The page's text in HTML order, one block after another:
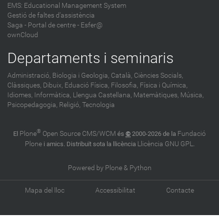
EMS: Educational Management System
Gestió de faltes d'assistència
Saga - Portal de centre - Esfer@
ownCloud
Departaments i seminaris
Administració, Biologia i Geologia, Català, Ciències Socials,
Clàssiques, Dibuix, Eduació Física, Filosofia, Física i Química,
Idiomes, Informàtica, Llengua Castellana, Matemàtiques, Música,
Psicopedagogia, Religió, Tecnologia
El Plone® Open Source CMS/WCM és © 2000-2026 de la Fundació
Plonei amics. Distribuït sota la llicència Llicència GNU GPL.
Powered by Plone & Python
Mapa del lloc Accessibilitat Contacte